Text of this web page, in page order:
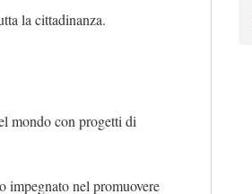
la cittadinanza.
mondo con progetti di
impegnato nel promuovere